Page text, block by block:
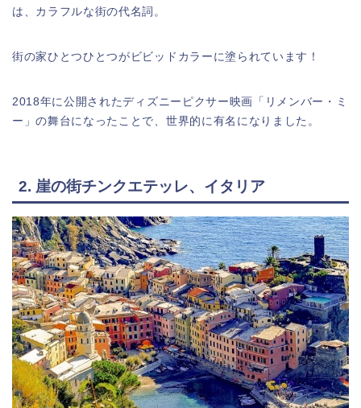
は、カラフルな街の代名詞。
街の家ひとつひとつがビビッドカラーに塗られています！
2018年に公開されたディズニーピクサー映画「リメンバー・ミ
ー」の舞台になったことで、世界的に有名になりました。
2. 崖の街チンクエテッレ、イタリア